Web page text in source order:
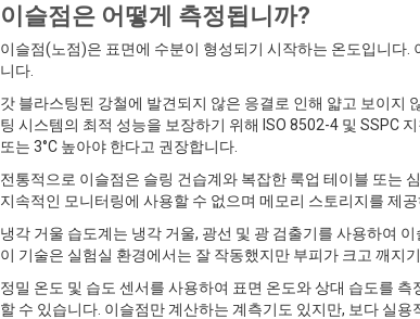
이슬점은 어떻게 측정됩니까?
이슬점(노점)은 표면에 수분이 형성되기 시작하는 온도입니다
니다.
갓 블라스팅된 강철에 발견되지 않은 응결로 인해 얇고 보이지
팅 시스템의 최적 성능을 보장하기 위해 ISO 8502-4 및 SSPC
또는 3°C 높아야 한다고 권장합니다.
전통적으로 이슬점은 슬링 건습계와 복잡한 룩업 테이블 또는
지속적인 모니터링에 사용할 수 없으며 메모리 스토리지를 제
냉각 거울 습도계는 냉각 거울, 광선 및 광 검출기를 사용하여
이 기술은 실험실 환경에서는 잘 작동했지만 부피가 크고 깨지
정밀 온도 및 습도 센서를 사용하여 표면 온도와 상대 습도를
할 수 있습니다. 이슬점만 계산하는 계측기도 있지만, 보다 실